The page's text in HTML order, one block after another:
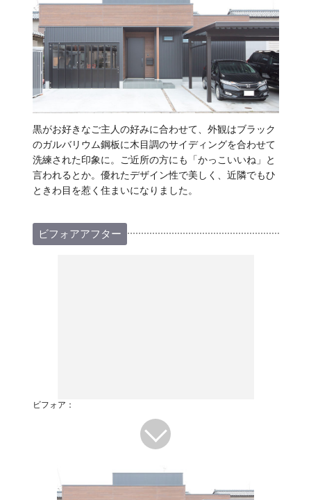
黒がお好きなご主人の好みに合わせて、外観はブラック
のガルバリウム鋼板に木目調のサイディングを合わせて
洗練された印象に。ご近所の方にも「かっこいいね」と
言われるとか。優れたデザイン性で美しく、近隣でもひ
ときわ目を惹く住まいになりました。
ビフォアアフター
ビフォア：